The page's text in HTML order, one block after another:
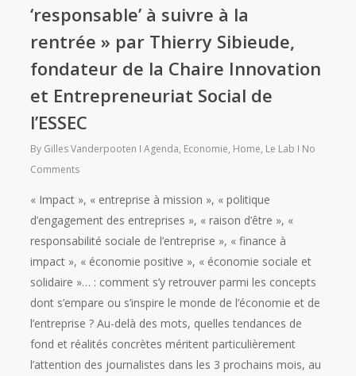
‘responsable’ à suivre à la
rentrée » par Thierry Sibieude,
fondateur de la Chaire Innovation
et Entrepreneuriat Social de
l’ESSEC
By Gilles Vanderpooten Agenda, Economie, Home, Le Lab
No
Comments
« Impact », « entreprise à mission », « politique
d’engagement des entreprises », « raison d’être », «
responsabilité sociale de l’entreprise », « finance à
impact », « économie positive », « économie sociale et
solidaire »… : comment s’y retrouver parmi les concepts
dont s’empare ou s’inspire le monde de l’économie et de
l’entreprise ? Au-delà des mots, quelles tendances de
fond et réalités concrètes méritent particulièrement
l’attention des journalistes dans les 3 prochains mois, au